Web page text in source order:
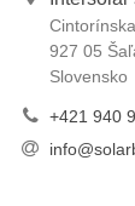
927 05
Slovensko
+421 940